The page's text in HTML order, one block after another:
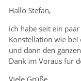
Hallo Stefan,
ich habe seit ein
Konstellation wie bei
und dann den
Dank im Voraus für
Viele Grüße,